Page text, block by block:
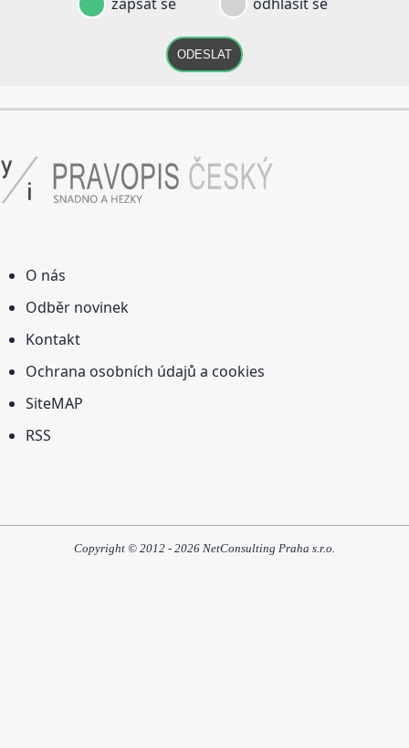
ODESLAT
O nás
Odběr novinek
Kontakt
Ochrana osobních údajů a cookies
SiteMAP
RSS
Copyright © 2012 - 2026 NetConsulting Praha s.r.o.